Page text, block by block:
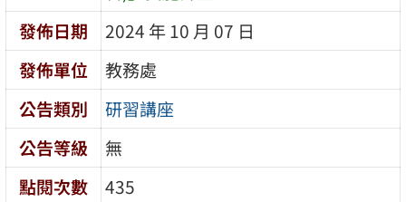
發佈日期
2024 年 10 月 07 日
發佈單位
教務處
公告類別
研習講座
公告等級
無
點閱次數
435